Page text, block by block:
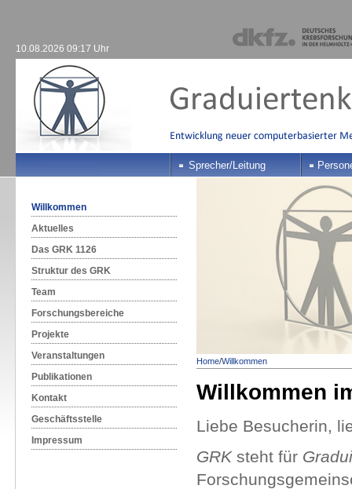
10.08.2026 09:17 Uhr
Sprecher/Leitung
Willkommen
Aktuelles
Das GRK 1126
Struktur des GRK
Team
Forschungsbereiche
Projekte
Veranstaltungen
Publikationen
Kontakt
Geschäftsstelle
Impressum
Home/Willkommen
Willkommen
Liebe Besucherin,
GRKsteht für